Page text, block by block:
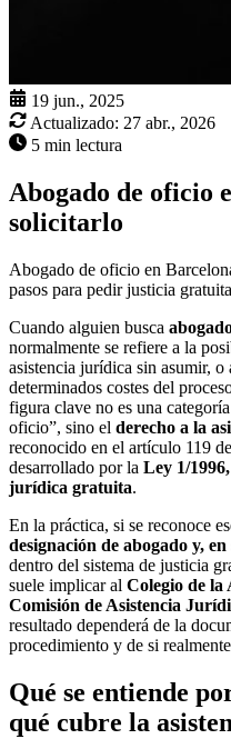
19 jun., 2025
Actualizado: 27 abr., 2026
5 min lectura
Abogado de oficio
solicitarlo
Abogado de oficio en
pasos para pedir justicia
Cuando alguien busca
normalmente se refiere a la
asistencia jurídica sin asumir,
determinados costes del
figura clave no es una
oficio”, sino el derecho a la
reconocido en el artículo 119
desarrollado por la Ley 1/
jurídica gratuita.
En la práctica, si se reconoce
designación de abogado y,
dentro del sistema de justicia
suele implicar al Colegio de la
Comisión de Asistencia
resultado dependerá de la
procedimiento y de si
Qué se entiende
qué cubre la